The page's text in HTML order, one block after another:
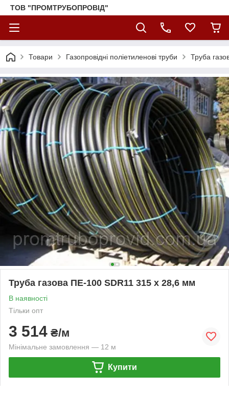
ТОВ "ПРОМТРУБОПРОВІД"
Товари Газопровідні поліетиленові труби Труба
Труба газова ПЕ-100 SDR11 315 х 28,6 мм
В наявності
Тільки опт
3 514 ₴/м
Мінімальне замовлення — 12 м
Купити